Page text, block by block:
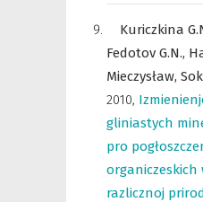
Kuriczkina
Fedotov G.N.,
Mieczysław,
2010,
gliniastych
pro
organiczeskich
razlicznoj